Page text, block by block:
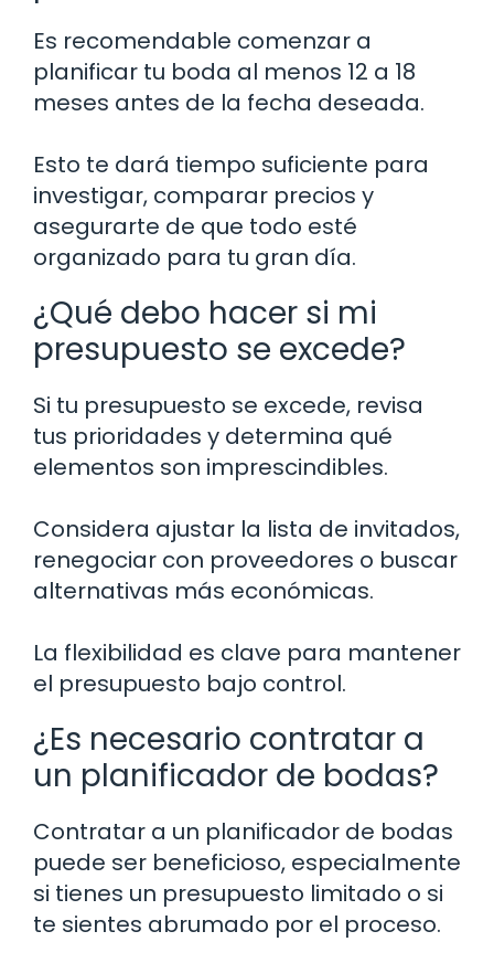
Es recomendable comenzar a
planificar tu boda al menos 12 a 18
meses antes de la fecha deseada.
Esto te dará tiempo suficiente para
investigar, comparar precios y
asegurarte de que todo esté
organizado para tu gran día.
¿Qué debo hacer si mi
presupuesto se excede?
Si tu presupuesto se excede, revisa
tus prioridades y determina qué
elementos son imprescindibles.
Considera ajustar la lista de invitados,
renegociar con proveedores o buscar
alternativas más económicas.
La flexibilidad es clave para mantener
el presupuesto bajo control.
¿Es necesario contratar a
un planificador de bodas?
Contratar a un planificador de bodas
puede ser beneficioso, especialmente
si tienes un presupuesto limitado o si
te sientes abrumado por el proceso.